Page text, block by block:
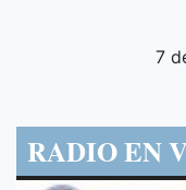
7
RADIO EN